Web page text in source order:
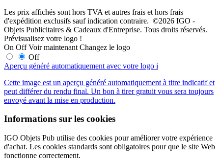
Les prix affichés sont hors TVA et autres frais et hors frais
d'expédition exclusifs sauf indication contraire. ©2026 IGO -
Objets Publicitaires & Cadeaux d'Entreprise. Tous droits réservés.
Prévisualisez votre logo !
On Off Voir maintenant Changez le logo
Off
Aperçu généré automatiquement avec votre logo i
Cette image est un aperçu généré automatiquement à titre indicatif et
peut différer du rendu final. Un bon à tirer gratuit vous sera toujours
envoyé avant la mise en production.
Informations sur les cookies
IGO Objets Pub utilise des cookies pour améliorer votre expérience
d'achat. Les cookies standards sont obligatoires pour que le site Web
fonctionne correctement.